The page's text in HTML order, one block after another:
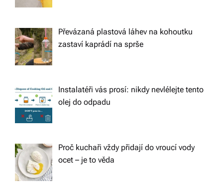
Převázaná plastová láhev na kohoutku
zastaví kaprádí na sprše
Instalatéři vás prosí: nikdy nevlélejte tento
olej do odpadu
Proč kuchaři vždy přidají do vroucí vody
ocet – je to věda